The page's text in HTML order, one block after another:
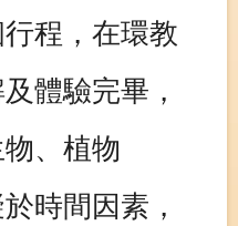
程，在環教
體驗完畢，
、植物
時間因素，